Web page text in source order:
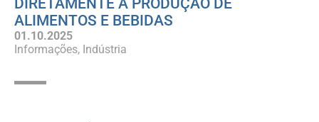
DIRETAMENTE A PRODUÇÃO DE
ALIMENTOS E BEBIDAS
01.10.2025
Informações Indústria